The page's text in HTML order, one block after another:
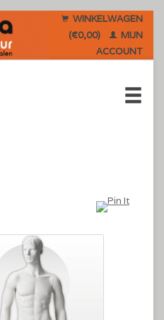
WINKELWAGEN
(€0,00)
MIJN
ACCOUNT